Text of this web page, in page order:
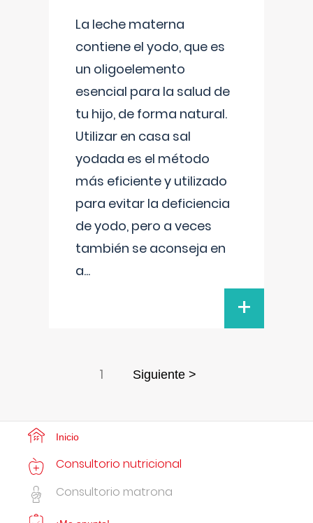
La leche materna
contiene el yodo, que es
un oligoelemento
esencial para la salud de
tu hijo, de forma natural.
Utilizar en casa sal
yodada es el método
más eficiente y utilizado
para evitar la deficiencia
de yodo, pero a veces
también se aconseja en
a...
+
1 Siguiente >
Inicio
Consultorio nutricional
Consultorio matrona